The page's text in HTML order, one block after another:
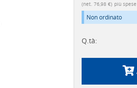
(net. 76,98 €) più
Non ordinato
Q.tà: